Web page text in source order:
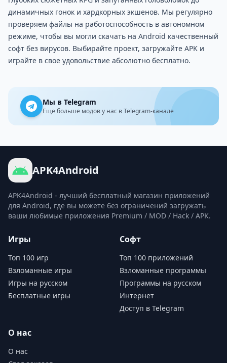
динамичных гонок и хардкорных экшенов. Мы регулярно
проверяем файлы на работоспособность в автономном
режиме, чтобы вы могли скачать на Android качественный
софт без вирусов. Выбирайте проект, загружайте APK и
играйте в свое удовольствие абсолютно бесплатно.
Мы в Telegram
Ещё больше модов у нас в Telegram-канале
APK4Android
APK4Android - лучший бесплатный магазин приложений
для Android, где вы можете без ограничений загружать
ваши любимые приложения Premium / MOD / Hack / APK.
Игры
Топ 100 игр
Взломанные игры
Игры на русском
Бесплатные игры
Софт
Топ 100 приложений
Взломанные программы
Программы на русском
Интернет
Доступ в Telegram
О нас
О нас